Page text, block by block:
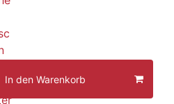
In den Warenkorb